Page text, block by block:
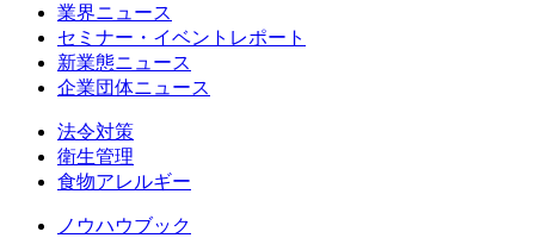
業界ニュース
セミナー・イベントレポート
新業態ニュース
企業団体ニュース
法令対策
衛生管理
食物アレルギー
ノウハウブック